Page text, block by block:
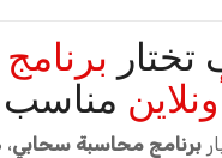
مناسب
برنامج محاسبة سحابي